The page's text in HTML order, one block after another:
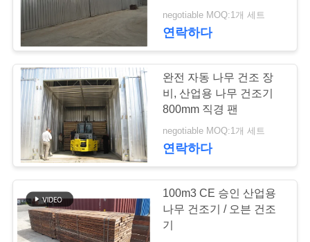
여
행
품
negotiable MOQ:1개 세트
연락하다
완전 자동 나무 건조 장
비, 산업용 나무 건조기
800mm 직경 팬
negotiable MOQ:1개 세트
연락하다
100m3 CE 승인 산업용
나무 건조기 / 오븐 건조
기